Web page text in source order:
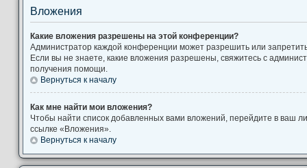
Вложения
Какие вложения разрешены на этой конференции?
Администратор каждой конференции может разрешить или
Если вы не знаете, какие вложения разрешены, свяжитесь с
получения помощи.
Вернуться к началу
Как мне найти мои вложения?
Чтобы найти список добавленных вами вложений, перейдите в ваш
ссылке «Вложения».
Вернуться к началу